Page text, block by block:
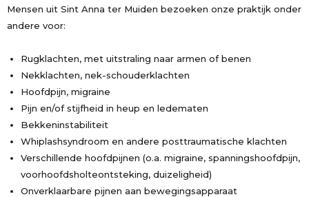
Mensen uit Sint Anna ter Muiden bezoeken onze praktijk onder
andere voor:
Rugklachten, met uitstraling naar armen of benen
Nekklachten, nek-schouderklachten
Hoofdpijn, migraine
Pijn en/of stijfheid in heup en ledematen
Bekkeninstabiliteit
Whiplashsyndroom en andere posttraumatische klachten
Verschillende hoofdpijnen (o.a. migraine, spanningshoofdpijn,
voorhoofdsholteontsteking, duizeligheid)
Onverklaarbare pijnen aan bewegingsapparaat